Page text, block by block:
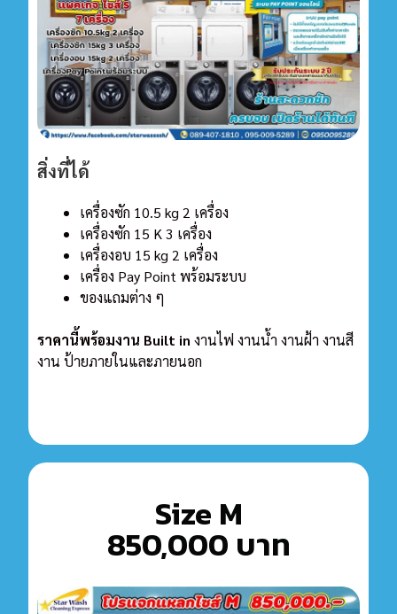
สิ่งที่ได้
เครื่องซัก 10.5 kg 2 เครื่อง
เครื่องซัก 15 K 3 เครื่อง
เครื่องอบ 15 kg 2 เครื่อง
เครื่อง Pay Point พร้อมระบบ
ของแถมต่าง ๆ
ราคานี้พร้อมงาน Built in งานไฟ งานน้ำ งานฝ้า งานสี
งาน ป้ายภายในและภายนอก
Size M
850,000 บาท